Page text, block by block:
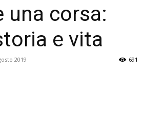
una corsa:
e vita
2019 691